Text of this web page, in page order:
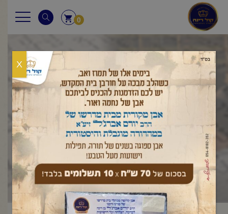
0
דקה עם החיד"א
X